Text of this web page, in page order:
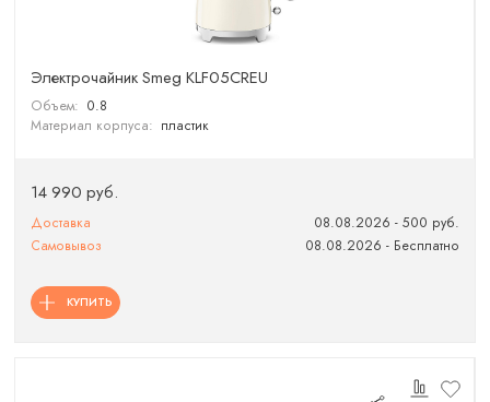
Электрочайник Smeg KLF05CREU
Объем: 0.8
Материал корпуса: пластик
14 990 руб.
Доставка
08.08.2026 - 500 руб.
Самовывоз
08.08.2026 - Бесплатно
КУПИТЬ